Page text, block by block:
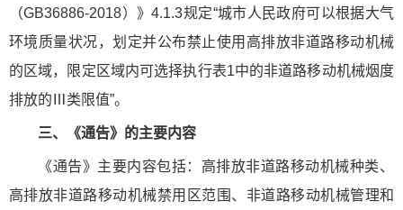
（GB36886-2018）》4.1.3规定“城市人民政府可以根据大气
环境质量状况，划定并公布禁止使用高排放非道路移动机械
的区域，限定区域内可选择执行表1中的非道路移动机械烟度
排放的Ⅲ类限值”。
三、《通告》的主要内容
《通告》主要内容包括：高排放非道路移动机械种类、
高排放非道路移动机械禁用区范围、非道路移动机械管理和